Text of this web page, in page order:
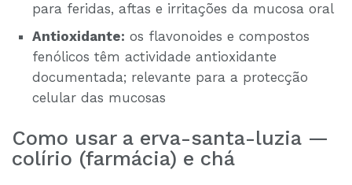
para feridas, aftas e irritações da mucosa oral
Antioxidante: os flavonoides e compostos
fenólicos têm actividade antioxidante
documentada; relevante para a protecção
celular das mucosas
Como usar a erva-santa-luzia —
colírio (farmácia) e chá